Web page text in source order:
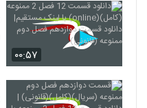
۰۰:۵۷